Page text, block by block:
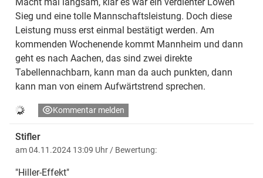
Sieg und eine tolle Mannschaftsleistung. Doch diese
Leistung muss erst einmal bestätigt werden. Am
kommenden Wochenende kommt Mannheim und dann
geht es nach Aachen, das sind zwei direkte
Tabellennachbarn, kann man da auch punkten, dann
kann man von einem Aufwärtstrend sprechen.
Kommentar melden
Stifler
am 04.11.2024 13:09 Uhr / Bewertung:
"Hiller-Effekt"